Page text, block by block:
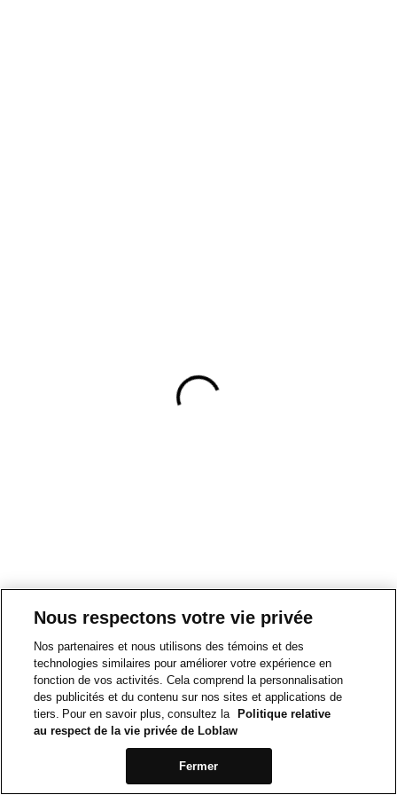
Nous respectons votre vie privée
Nos partenaires et nous utilisons des témoins et des
technologies similaires pour améliorer votre expérience en
fonction de vos activités. Cela comprend la personnalisation
des publicités et du contenu sur nos sites et applications de
tiers. Pour en savoir plus, consultez la
Politique relative
au respect de la vie privée de Loblaw
Fermer